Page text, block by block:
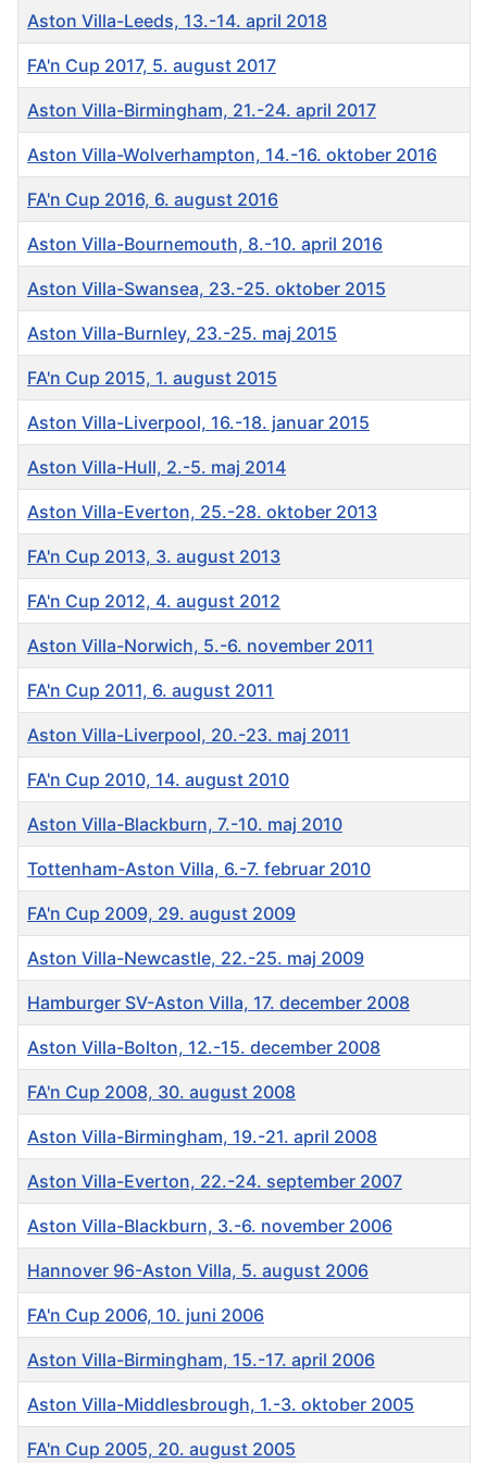
Aston Villa-Leeds, 13.-14. april 2018
FA'n Cup 2017, 5. august 2017
Aston Villa-Birmingham, 21.-24. april 2017
Aston Villa-Wolverhampton, 14.-16. oktober 2016
FA'n Cup 2016, 6. august 2016
Aston Villa-Bournemouth, 8.-10. april 2016
Aston Villa-Swansea, 23.-25. oktober 2015
Aston Villa-Burnley, 23.-25. maj 2015
FA'n Cup 2015, 1. august 2015
Aston Villa-Liverpool, 16.-18. januar 2015
Aston Villa-Hull, 2.-5. maj 2014
Aston Villa-Everton, 25.-28. oktober 2013
FA'n Cup 2013, 3. august 2013
FA'n Cup 2012, 4. august 2012
Aston Villa-Norwich, 5.-6. november 2011
FA'n Cup 2011, 6. august 2011
Aston Villa-Liverpool, 20.-23. maj 2011
FA'n Cup 2010, 14. august 2010
Aston Villa-Blackburn, 7.-10. maj 2010
Tottenham-Aston Villa, 6.-7. februar 2010
FA'n Cup 2009, 29. august 2009
Aston Villa-Newcastle, 22.-25. maj 2009
Hamburger SV-Aston Villa, 17. december 2008
Aston Villa-Bolton, 12.-15. december 2008
FA'n Cup 2008, 30. august 2008
Aston Villa-Birmingham, 19.-21. april 2008
Aston Villa-Everton, 22.-24. september 2007
Aston Villa-Blackburn, 3.-6. november 2006
Hannover 96-Aston Villa, 5. august 2006
FA'n Cup 2006, 10. juni 2006
Aston Villa-Birmingham, 15.-17. april 2006
Aston Villa-Middlesbrough, 1.-3. oktober 2005
FA'n Cup 2005, 20. august 2005